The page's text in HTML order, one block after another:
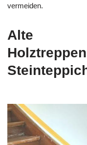
vermeiden.
Alte